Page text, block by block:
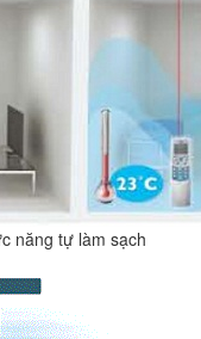
năng tự làm sạch